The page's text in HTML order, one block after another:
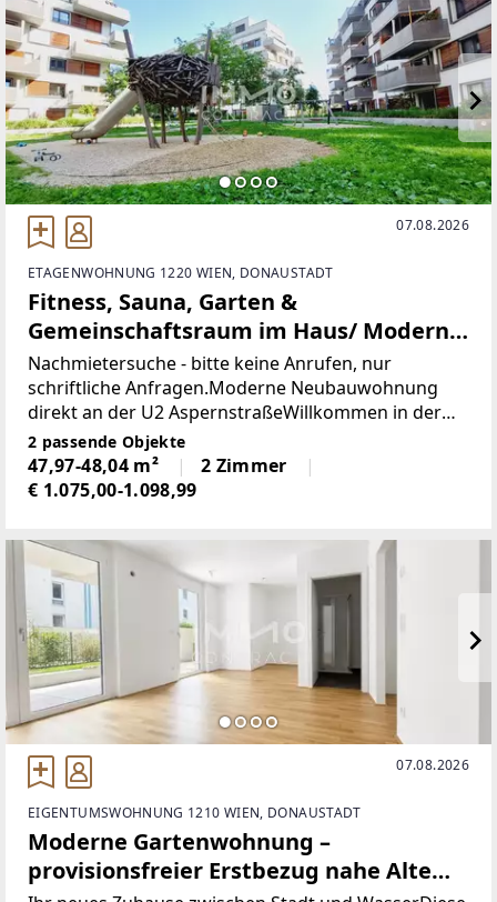
07.08.2026
ETAGENWOHNUNG 1220 WIEN, DONAUSTADT
Fitness, Sauna, Garten &
Gemeinschaftsraum im Haus/ Moderne
2-Zimmer-Wohnung mit Balkon nahe U2
Aspernstraße
Nachmietersuche - bitte keine Anrufen, nur
schriftliche Anfragen.Moderne Neubauwohnung
direkt an der U2 AspernstraßeWillkommen in der
Wohnanlage "5in22" in Wien-Donaustadt, wo Sie
modernes Wohnen mit erstklassiger Infrastruktur
genießen!
2 passende Objekte
47,97-48,04 m²
2 Zimmer
€ 1.075,00-1.098,99
07.08.2026
EIGENTUMSWOHNUNG 1210 WIEN, DONAUSTADT
Moderne Gartenwohnung –
provisionsfreier Erstbezug nahe Alte